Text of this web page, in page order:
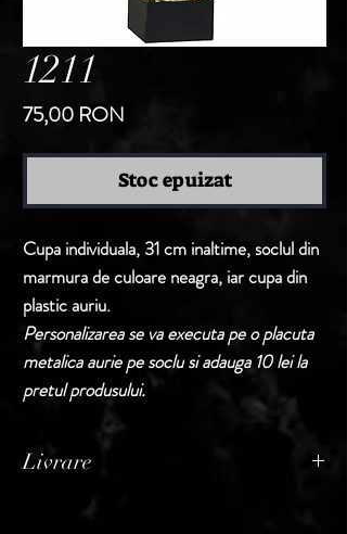
1211
75,00 RON
Stoc epuizat
Cupa individuala, 31 cm inaltime, soclul din
marmura de culoare neagra, iar cupa din
plastic auriu.
Personalizarea se va executa pe o placuta
metalica aurie pe soclu si adauga 10 lei la
pretul produsului.
Livrare
Termen de livrare: 1 - 2 zile lucratoare, din